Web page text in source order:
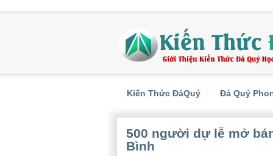
Kiến Thức ĐáQuý Đá Quý
500 người dự lễ mở
Bình